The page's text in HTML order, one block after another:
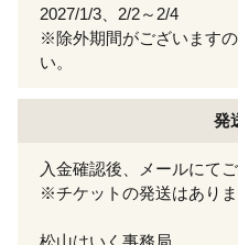
2027/1/3、2/2～2/4
※除外期間がございます
い。
発
入金確認後、メールにて
※チケットの発送はありま
松山はいく事務局